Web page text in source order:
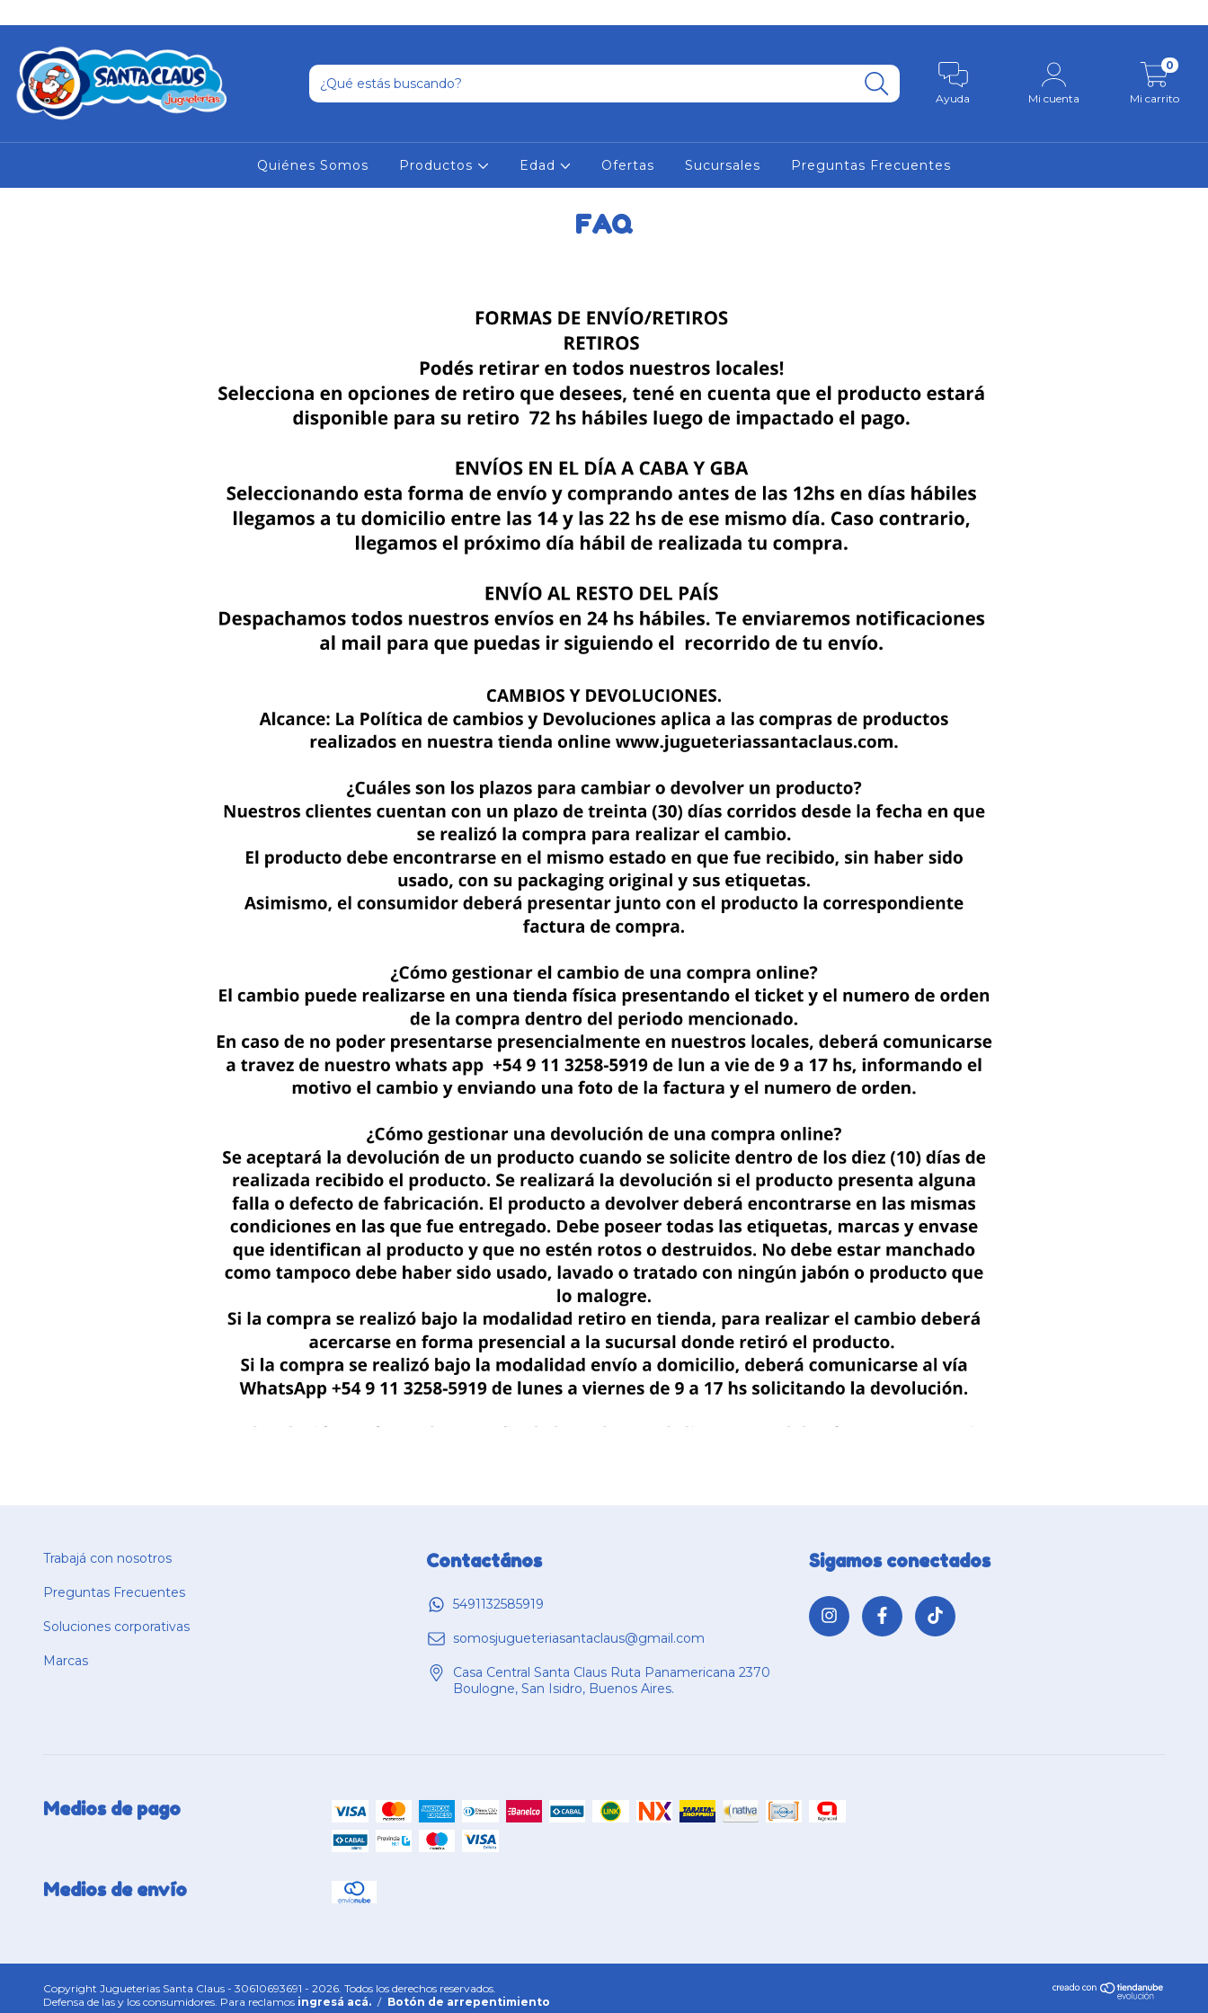
Ayuda Mi cuenta Mi carrito
0
Quiénes Somos Productos Edad Ofertas Sucursales Preguntas Frecuentes
FAQ
Trabajá con nosotros
Preguntas Frecuentes
Soluciones corporativas
Marcas
Contactános
5491132585919
somosjugueteriasantaclaus@gmail.com
Casa Central Santa Claus Ruta Panamericana 2370
Boulogne, San Isidro, Buenos Aires.
Sigamos conectados
Medios de pago
Medios de envío
Copyright Jugueterias Santa Claus - 30610693691 - 2026. Todos los derechos reservados.
Defensa de las y los consumidores. Para reclamos ingresá acá. / Botón de arrepentimiento